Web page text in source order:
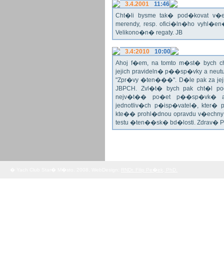
3.4.2001
11:46
Cht�li bysme tak� pod�kovat
merendy, resp. ofici�ln�ho
Velikono�n� regaty. JB
3.4:2010
10:00
Ahoj f�em, na tomto m�st� bych
jejich pravideln� p��sp�vky a
"Zpr�vy �ten���". D�le pak za
JBPCH. Zvl�t� bych pak cht�l
nejv�t�� po�et p��sp�vk�
jednotliv�ch p�isp�vatel�, kter�
kte�� prohl�dnou opravdu
testu �ten��sk� bd�losti. Zdrav�